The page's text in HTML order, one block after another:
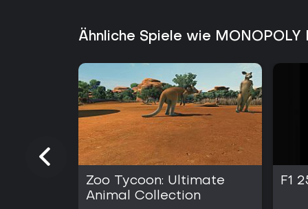
Ähnliche Spiele wie
Zoo Tycoon: Ultimate
Animal Collection
F1